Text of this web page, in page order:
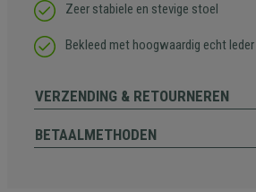
Zeer stabiele en stevige stoel
Bekleed met hoogwaardig echt leder
VERZENDING & RETOURNEREN
BETAALMETHODEN